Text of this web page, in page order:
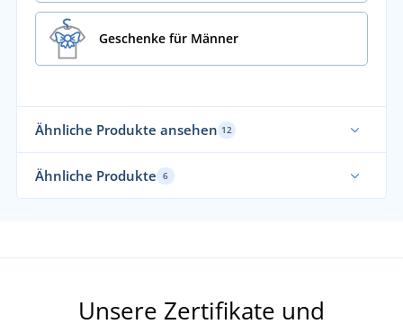
Geschenke für Männer
Ähnliche Produkte ansehen 12
Ähnliche Produkte 6
Unsere Zertifikate und